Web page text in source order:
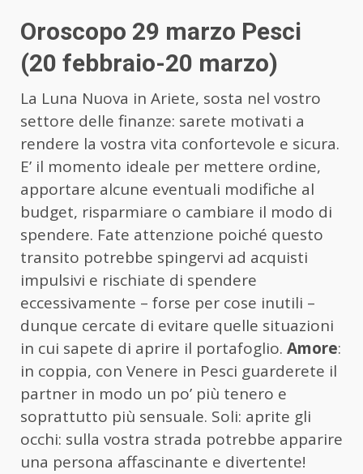
Oroscopo 29 marzo Pesci
(20 febbraio-20 marzo)
La Luna Nuova in Ariete, sosta nel vostro
settore delle finanze: sarete motivati a
rendere la vostra vita confortevole e sicura.
E’ il momento ideale per mettere ordine,
apportare alcune eventuali modifiche al
budget, risparmiare o cambiare il modo di
spendere. Fate attenzione poiché questo
transito potrebbe spingervi ad acquisti
impulsivi e rischiate di spendere
eccessivamente – forse per cose inutili –
dunque cercate di evitare quelle situazioni
in cui sapete di aprire il portafoglio. Amore:
in coppia, con Venere in Pesci guarderete il
partner in modo un po’ più tenero e
soprattutto più sensuale. Soli: aprite gli
occhi: sulla vostra strada potrebbe apparire
una persona affascinante e divertente!